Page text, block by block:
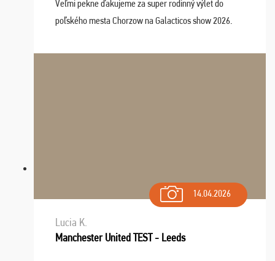
Veľmi pekne ďakujeme za super rodinný výlet do
poľského mesta Chorzow na Galacticos show 2026.
Navštívili sme aj zábavný park Legendia, previe ...
14.04.2026
Lucia K.
Manchester United TEST - Leeds